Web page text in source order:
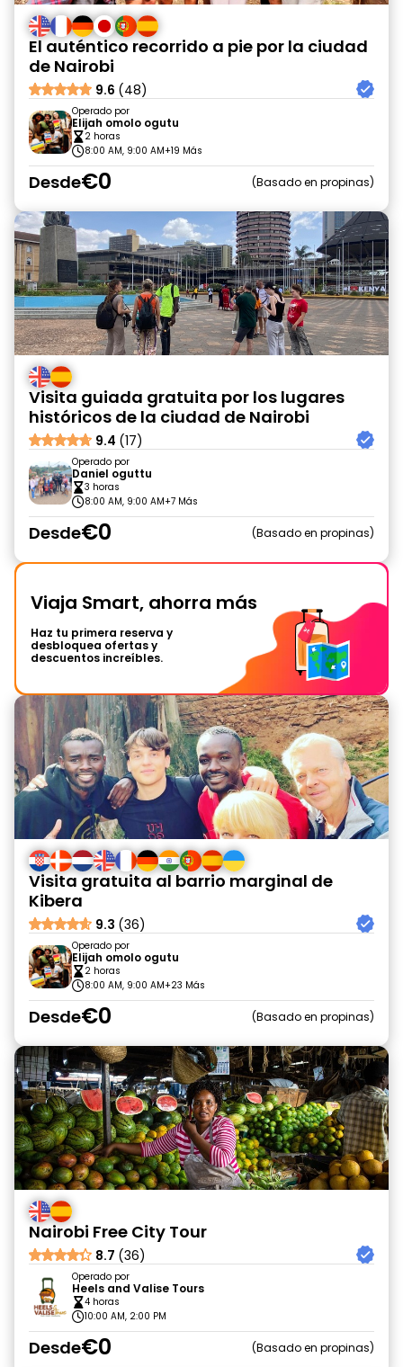
El auténtico recorrido a pie por la ciudad
de Nairobi
9.6 (48)
Operado por
Elijah omolo ogutu
2 horas
8:00 AM, 9:00 AM+19 Más
Desde€0 Basado en propinas
Visita guiada gratuita por los lugares
históricos de la ciudad de Nairobi
9.4 (17)
Operado por
Daniel oguttu
3 horas
8:00 AM, 9:00 AM+7 Más
Desde€0 Basado en propinas
Viaja Smart, ahorra más
Haz tu primera reserva y
desbloquea ofertas y
descuentos increíbles.
Visita gratuita al barrio marginal de
Kibera
9.3 (36)
Operado por
Elijah omolo ogutu
2 horas
8:00 AM, 9:00 AM+23 Más
Desde€0 Basado en propinas
Nairobi Free City Tour
8.7 (36)
Operado por
Heels and Valise Tours
4 horas
10:00 AM, 2:00 PM
Desde€0 Basado en propinas